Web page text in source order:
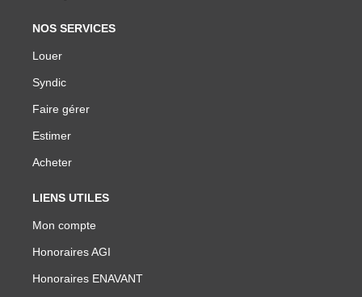
NOS SERVICES
Louer
Syndic
Faire gérer
Estimer
Acheter
LIENS UTILES
Mon compte
Honoraires AGI
Honoraires ENAVANT